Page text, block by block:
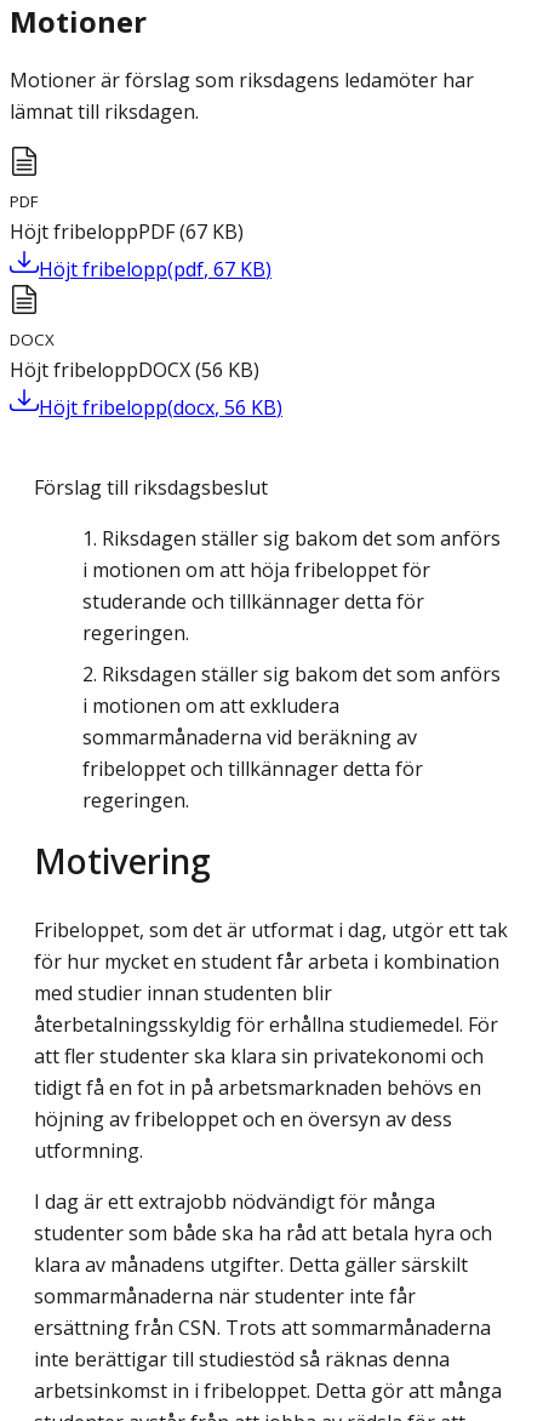
Motioner
Motioner är förslag som riksdagens ledamöter har
lämnat till riksdagen.
PDF
Höjt fribeloppPDF(67 KB)
Höjt fribelopp(pdf, 67 KB)
DOCX
Höjt fribeloppDOCX(56 KB)
Höjt fribelopp(docx, 56 KB)
Förslag till riksdagsbeslut
Riksdagen ställer sig bakom det som anförs
i motionen om att höja fribeloppet för
studerande och tillkännager detta för
regeringen.
Riksdagen ställer sig bakom det som anförs
i motionen om att exkludera
sommarmånaderna vid beräkning av
fribeloppet och tillkännager detta för
regeringen.
Motivering
Fribeloppet, som det är utformat i dag, utgör ett tak
för hur mycket en student får arbeta i kombination
med studier innan studenten blir
återbetalningsskyldig för erhållna studiemedel. För
att fler studenter ska klara sin privatekonomi och
tidigt få en fot in på arbetsmarknaden behövs en
höjning av fribeloppet och en översyn av dess
utformning.
I dag är ett extrajobb nödvändigt för många
studenter som både ska ha råd att betala hyra och
klara av månadens utgifter. Detta gäller särskilt
sommarmånaderna när studenter inte får
ersättning från CSN. Trots att sommarmånaderna
inte berättigar till studiestöd så räknas denna
arbetsinkomst in i fribeloppet. Detta gör att många